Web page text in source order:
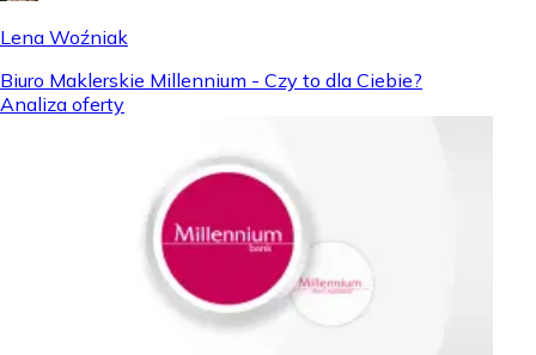
Lena Woźniak
Biuro Maklerskie Millennium - Czy to dla Ciebie?
Analiza oferty